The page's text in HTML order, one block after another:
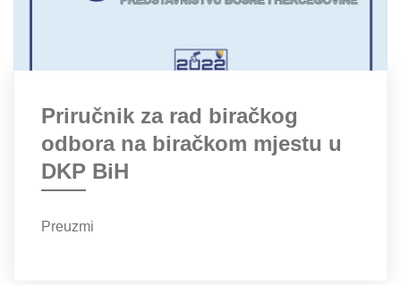
Priručnik za rad biračkog
odbora na biračkom mjestu u
DKP BiH
Preuzmi